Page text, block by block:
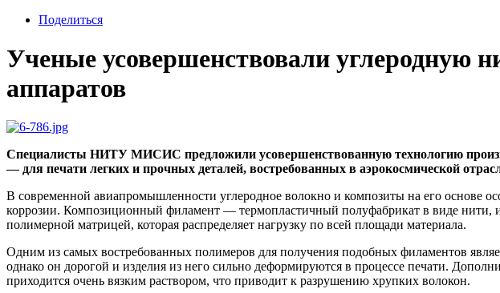
Поделиться
Ученые усовершенствовали углеродную
аппаратов
Специалисты НИТУ МИСИС предложили усовершенствованную технологию
— для печати легких и прочных деталей, востребованных в аэрокосмической
В современной авиапромышленности углеродное волокно и композиты на его основе
коррозии. Композиционный филамент — термопластичный полуфабрикат в виде
полимерной матрицей, которая распределяет нагрузку по всей площади материала.
Одним из самых востребованных полимеров для получения подобных филаментов
однако он дорогой и изделия из него сильно деформируются в процессе печати.
приходится очень вязким раствором, что приводит к разрушению хрупких волокон.